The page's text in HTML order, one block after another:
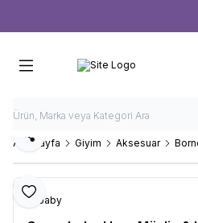
Ana Sayfa Giyim Aksesuar
Favoriye Ekle
Paylaş
b-baby